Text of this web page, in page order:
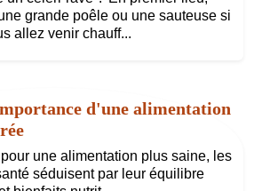
grande poêle ou une sauteuse si
allez venir chauff...
d'une alimentation
une alimentation plus saine, les
séduisent par leur équilibre